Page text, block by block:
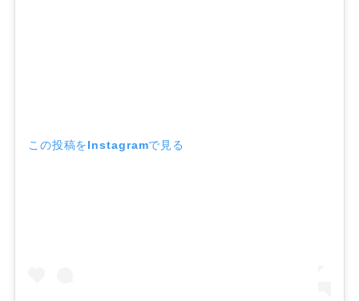
この投稿をInstagramで見る